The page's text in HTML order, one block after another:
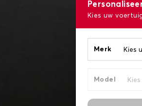
Kies uw
Merk
Model